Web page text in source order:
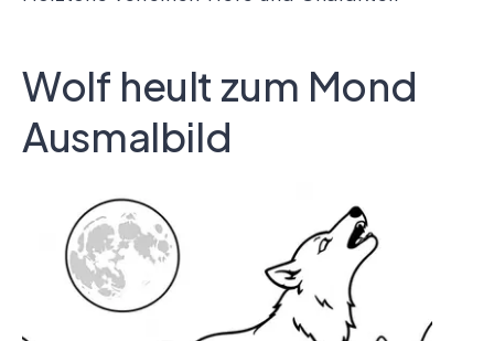
Wolf heult zum Mond
Ausmalbild